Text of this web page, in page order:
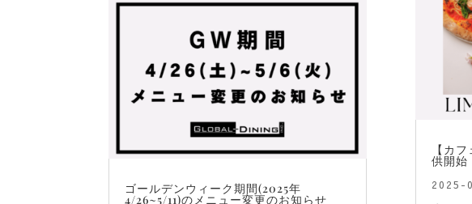
ゴールデンウィーク期間(2025年
4/26~5/11)のメニュー変更のお知らせ
【カ
供開始
2025-